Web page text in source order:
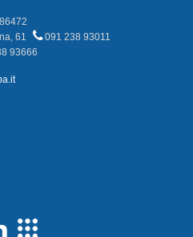
61
091 238 93011
93666